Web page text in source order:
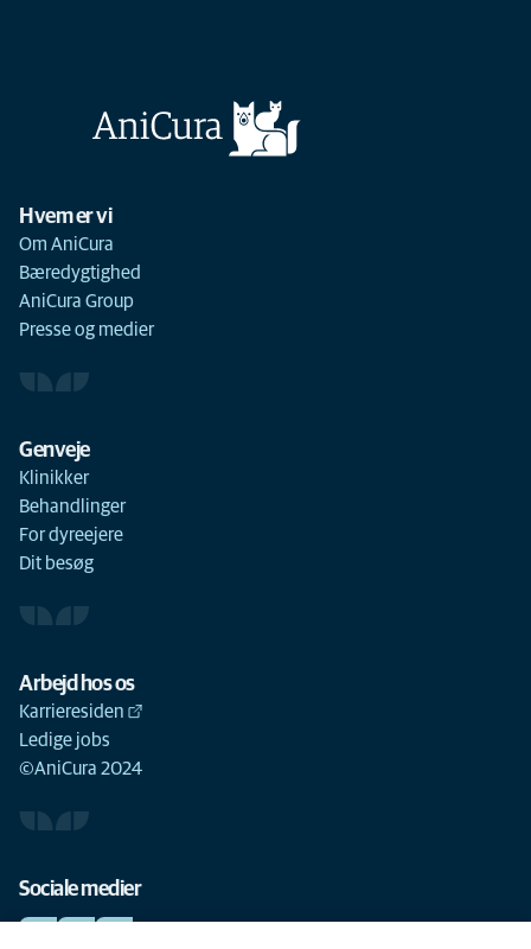
Hvem er vi
Om AniCura
Bæredygtighed
AniCura Group
Presse og medier
Genveje
Klinikker
Behandlinger
For dyreejere
Dit besøg
Arbejd hos os
Karrieresiden
Ledige jobs
©AniCura 2024
Sociale medier